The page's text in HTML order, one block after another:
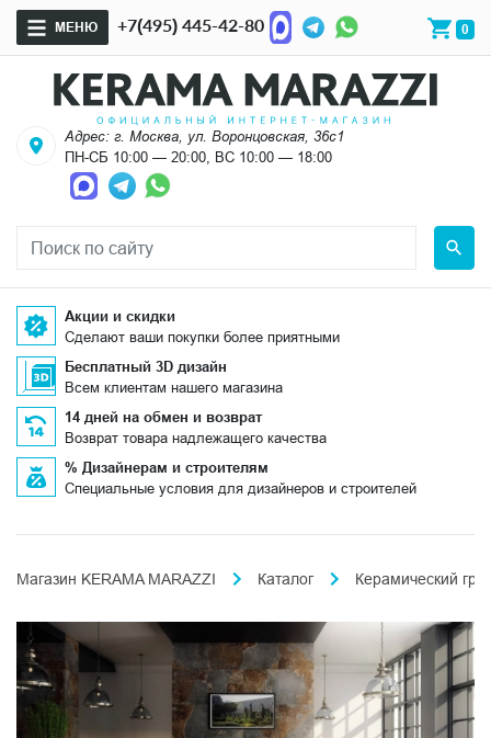
МЕНЮ +7(495) 445-42-80 0
Адрес: г. Москва, ул. Воронцовская, 36с1
ПН-СБ 10:00 — 20:00, ВС 10:00 — 18:00
Акции и скидки
Сделают ваши покупки более приятными
Бесплатный 3D дизайн
Всем клиентам нашего магазина
14 дней на обмен и возврат
Возврат товара надлежащего качества
% Дизайнерам и строителям
Специальные условия для дизайнеров и строителей
Магазин KERAMA MARAZZI Каталог Керамический